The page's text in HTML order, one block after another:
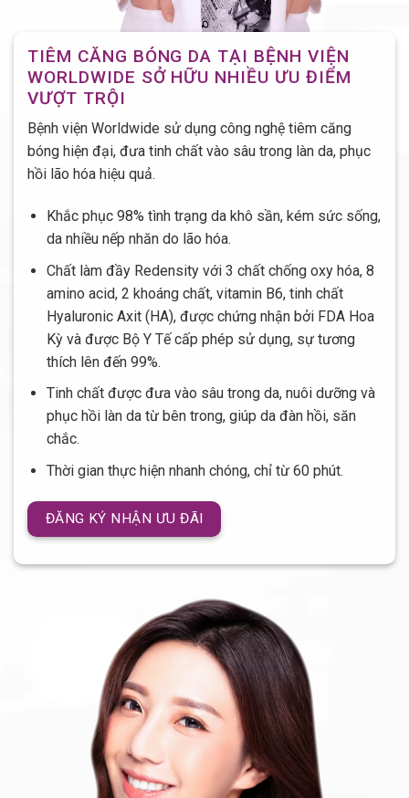
TIÊM CĂNG BÓNG DA TẠI BỆNH VIỆN
WORLDWIDE SỞ HỮU NHIỀU ƯU ĐIỂM
VƯỢT TRỘI
Bệnh viện Worldwide sử dụng công nghệ tiêm căng
bóng hiện đại, đưa tinh chất vào sâu trong làn da, phục
hồi lão hóa hiệu quả.
Khắc phục 98% tình trạng da khô sần, kém sức sống,
da nhiều nếp nhăn do lão hóa.
Chất làm đầy Redensity với 3 chất chống oxy hóa, 8
amino acid, 2 khoáng chất, vitamin B6, tinh chất
Hyaluronic Axit (HA), được chứng nhận bởi FDA Hoa
Kỳ và được Bộ Y Tế cấp phép sử dụng, sự tương
thích lên đến 99%.
Tinh chất được đưa vào sâu trong da, nuôi dưỡng và
phục hồi làn da từ bên trong, giúp da đàn hồi, săn
chắc.
Thời gian thực hiện nhanh chóng, chỉ từ 60 phút.
ĐĂNG KÝ NHẬN ƯU ĐÃI